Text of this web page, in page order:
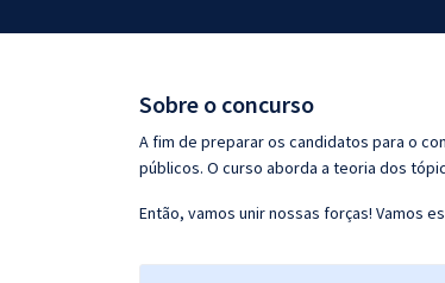
Sobre o concurso
A fim de preparar os candidatos para o
públicos. O curso aborda a teoria dos
Então, vamos unir nossas forças! Vamos